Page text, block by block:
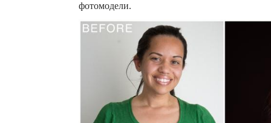
фотомодели.